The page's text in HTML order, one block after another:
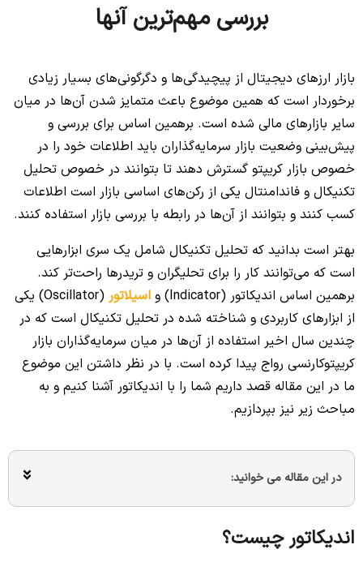
بررسی مهم‌ترین آنها
بازار ارزهای دیجیتال از پیچیدگی‌ها و دگرگونی‌های بسیار زیادی
برخوردار است که همین موضوع باعث متمایز شدن آن‌ها در میان
سایر بازارهای مالی شده است. برهمین اساس برای بررسی و
پیش‌بینی وضعیت بازار سرمایه‌گذاران باید اطلاعات خود را در
خصوص بازار کریپتو گسترش دهند تا بتوانند در خصوص تحلیل
تکنیکال و فاندامنتال یکی از رکن‌های اساسی بازار است اطلاعات
کسب کنند و بتوانند از آن‌ها در رابطه با بررسی بازار استفاده کنند.
بهتر است بدانید که تحلیل تکنیکال شامل یک سری ابزارهایی
است که می‌توانند کار را برای تحلیگران و تریدرها راحت‌تر کند.
برهمین اساس اندیکاتور (Indicator) و
اسیلاتور
(Oscillator) یکی
از ابزارهای کاربردی و شناخته شده در تحلیل تکنیکال است که در
چندین سال اخیر استفاده از آن‌ها در میان سرمایه‌گذاران بازار
کریپتوکارنسی رواج پیدا کرده است. با در نظر داشتن این موضوع
ما در این مقاله قصد داریم شما را با اندیکاتور آشنا کنیم و به
مباحث زیر نیز بپردازیم.
در این مقاله می خوانید:
اندیکاتور چیست؟